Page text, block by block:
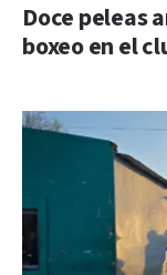
Doce peleas
boxeo en el